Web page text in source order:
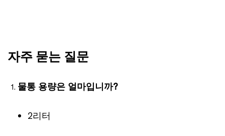
자주 묻는 질문
물통 용량은 얼마입니까?
2리터